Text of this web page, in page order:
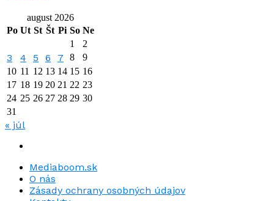
august 2026
Po Ut St Št Pi So Ne
1
2
3 4 5 6 7 8
9
10 11 12 13 14 15 16
17 18 19 20 21 22 23
24 25 26 27 28 29 30
31
« júl
Mediaboom.sk
O nás
Zásady ochrany osobných údajov